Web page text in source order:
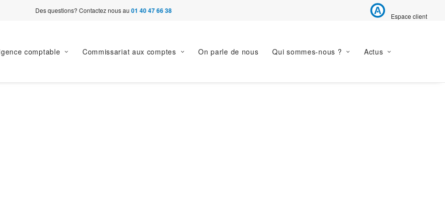
Des questions? Contactez nous au 01 40 47 66 38
Espace client
comptable Commissariat aux comptes On parle de nous Qui sommes-nous ? Actus